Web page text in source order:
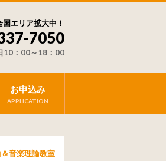
エリア拡大中！
7050
10：00～18：00
お申込み
APPLICATION
音楽理論教室